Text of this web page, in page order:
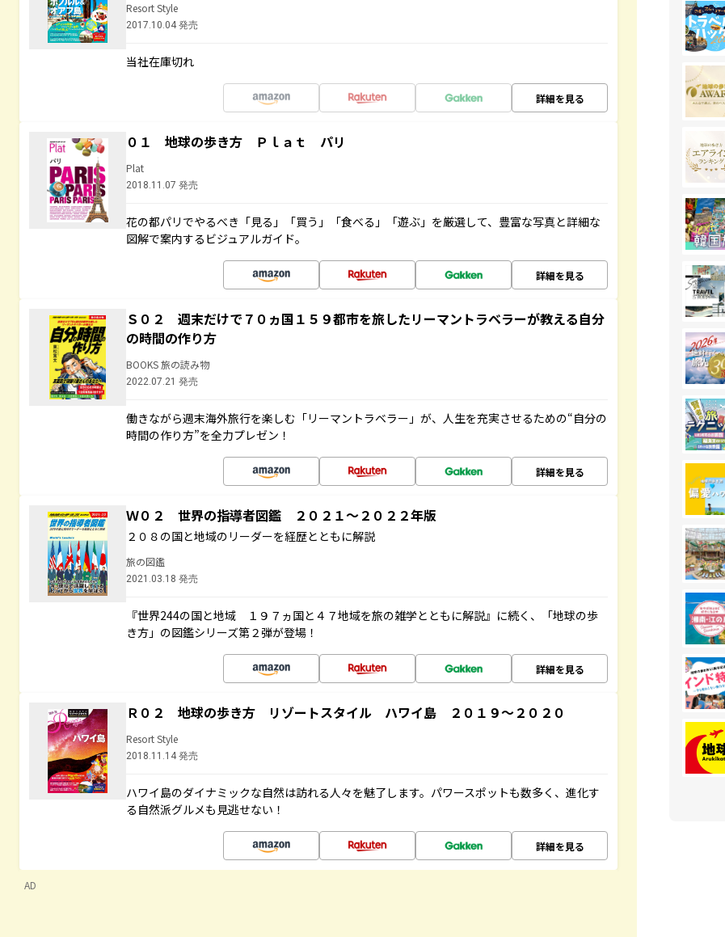
Resort Style
2017.10.04 発売
当社在庫切れ
詳細を見る
０１ 地球の歩き方 Ｐｌａｔ パリ
Plat
2018.11.07 発売
花の都パリでやるべき「見る」「買う」「食べる」「遊ぶ」を厳選して、豊富な写真と詳細な
図解で案内するビジュアルガイド。
詳細を見る
Ｓ０２ 週末だけで７０ヵ国１５９都市を旅したリーマントラベラーが教える自分
の時間の作り方
BOOKS 旅の読み物
2022.07.21 発売
働きながら週末海外旅行を楽しむ「リーマントラベラー」が、人生を充実させるための“自分の
時間の作り方”を全力プレゼン！
詳細を見る
Ｗ０２ 世界の指導者図鑑 ２０２１～２０２２年版
２０８の国と地域のリーダーを経歴とともに解説
旅の図鑑
2021.03.18 発売
『世界244の国と地域 １９７ヵ国と４７地域を旅の雑学とともに解説』に続く、「地球の歩
き方」の図鑑シリーズ第２弾が登場！
詳細を見る
Ｒ０２ 地球の歩き方 リゾートスタイル ハワイ島 ２０１９～２０２０
Resort Style
2018.11.14 発売
ハワイ島のダイナミックな自然は訪れる人々を魅了します。パワースポットも数多く、進化す
る自然派グルメも見逃せない！
詳細を見る
AD